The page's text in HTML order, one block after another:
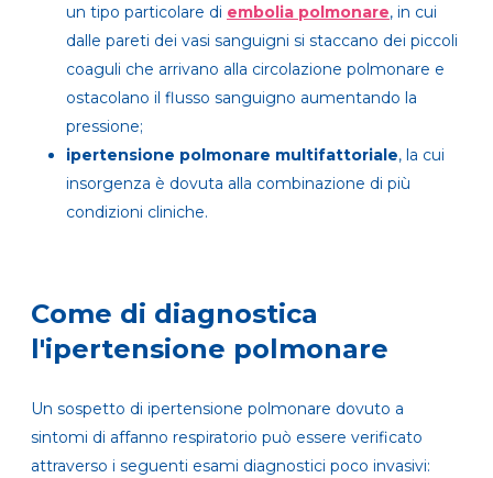
un tipo particolare di embolia polmonare, in cui
dalle pareti dei vasi sanguigni si staccano dei piccoli
coaguli che arrivano alla circolazione polmonare e
ostacolano il flusso sanguigno aumentando la
pressione;
ipertensione polmonare multifattoriale, la cui
insorgenza è dovuta alla combinazione di più
condizioni cliniche.
Come di diagnostica
l'ipertensione polmonare
Un sospetto di ipertensione polmonare dovuto a
sintomi di affanno respiratorio può essere verificato
attraverso i seguenti esami diagnostici poco invasivi: